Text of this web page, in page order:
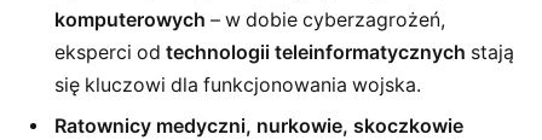
komputerowych – w dobie cyberzagrożeń,
eksperci od technologii teleinformatycznych stają
się kluczowi dla funkcjonowania wojska.
Ratownicy medyczni, nurkowie, skoczkowie